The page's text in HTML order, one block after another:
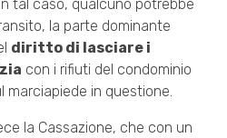
tal caso, qualcuno potrebbe
la parte dominante
diritto di lasciare i
con i rifiuti del condominio
marciapiede in questione.
la Cassazione, che con un